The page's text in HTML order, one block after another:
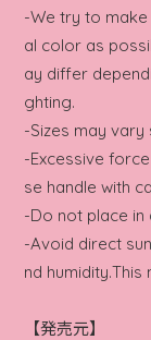
-We try to
al color as
ay differ
ghting.
-Sizes may
-Excessive
se handle with
-Do not place in
-Avoid direct
nd
【発売元】